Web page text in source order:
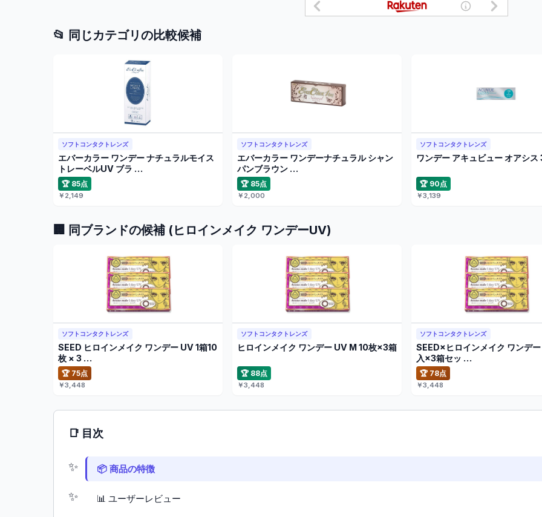
📂 同じカテゴリの比較候補
ソフトコンタクトレンズ
エバーカラー ワンデー ナチュラルモイス
トレーベルUV ブラ …
🏆 85点
￥2,149
ソフトコンタクトレンズ
エバーカラー ワンデーナチュラル シャン
パンブラウン …
🏆 85点
￥2,000
ソフトコンタクトレンズ
ワンデー アキュビュー オアシ
🏆 90点
￥3,139
🏢 同ブランドの候補 (ヒロインメイク ワンデーUV)
ソフトコンタクトレンズ
SEED ヒロインメイク ワンデー UV 1箱10
枚 × 3 …
🏆 75点
￥3,448
ソフトコンタクトレンズ
ヒロインメイク ワンデー UV M 10枚×3箱
🏆 88点
￥3,448
ソフトコンタクトレンズ
SEED×ヒロインメイク ワンデ
入×3箱セッ …
🏆 78点
￥3,448
📑 目次
📦 商品の特徴
📊 ユーザーレビュー